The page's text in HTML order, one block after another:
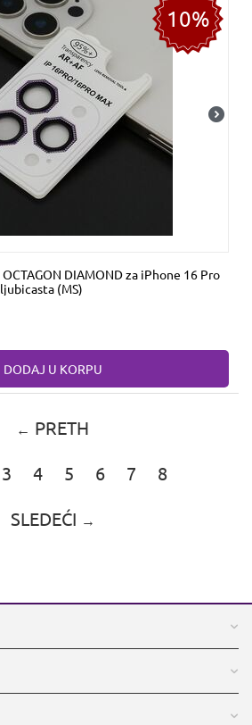
10%
DIAMOND za iPhone 16 Pro
(MS)
DODAJ U KORPU
PRETH
3 4 5 6 7 8
SLEDEĆI